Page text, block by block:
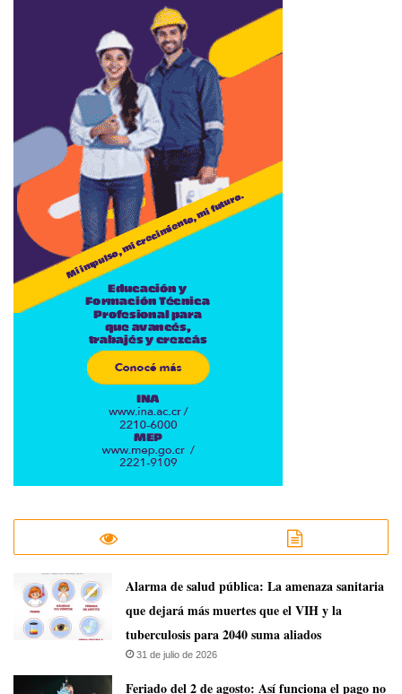
​Alarma de salud pública: La amenaza sanitaria
que dejará más muertes que el VIH y la
tuberculosis para 2040 suma aliados
31 de julio de 2026
Feriado del 2 de agosto: Así funciona el pago no